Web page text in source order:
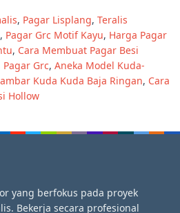
, Pagar Lisplang, Teralis
, Pagar Grc Motif Kayu, Harga Pagar
, Cara Membuat Pagar Besi
Pagar Grc, Aneka Model Kuda-
Kuda Kuda Baja Ringan, Cara
Hollow
yang berfokus pada proyek
Bekerja secara profesional